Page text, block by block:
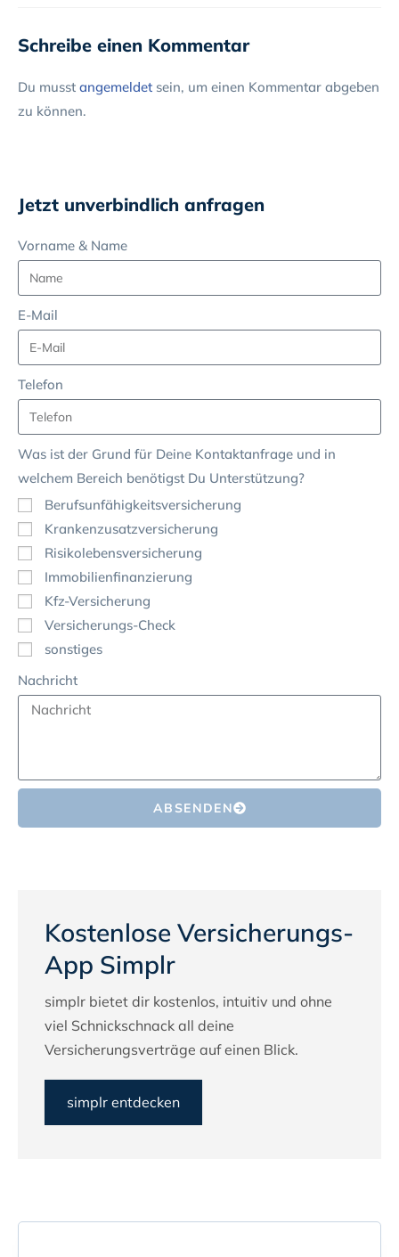
Schreibe einen Kommentar
Du musst angemeldet sein, um einen Kommentar abgeben
zu können.
Jetzt unverbindlich anfragen
Vorname & Name
E-Mail
Telefon
Was ist der Grund für Deine Kontaktanfrage und in
welchem Bereich benötigst Du Unterstützung?
Berufsunfähigkeitsversicherung
Krankenzusatzversicherung
Risikolebensversicherung
Immobilienfinanzierung
Kfz-Versicherung
Versicherungs-Check
sonstiges
Nachricht
ABSENDEN
Kostenlose Versicherungs-
App Simplr
simplr bietet dir kostenlos, intuitiv und ohne
viel Schnickschnack all deine
Versicherungsverträge auf einen Blick.
simplr entdecken